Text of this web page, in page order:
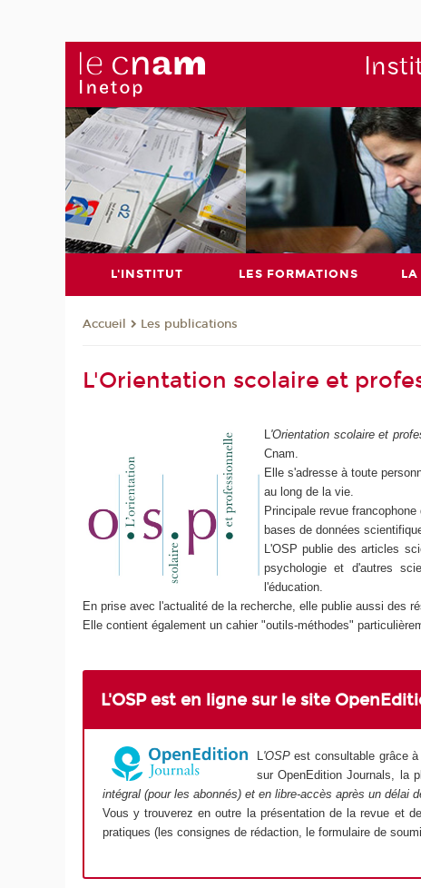
L'INSTITUT LES FORMATIONS LA
Accueil Les publications
L'Orientation scolaire et
'Orientation scolaire et
Cnam.
Elle s'adresse à toute
au long de la vie.
Principale revue
bases de données
L'OSP publie des articles
psychologie et d'autres
l'éducation.
En prise avec l'actualité de la recherche, elle publie aussi des
Elle contient également un cahier "outils-méthodes"
L'OSP est en ligne sur le site
L'OSPest consultable grâce à
sur OpenEdition Journals, la
intégral (pour les abonnés) et en libre-accès après un délai
Vous y trouverez en outre la présentation de la revue et
pratiques (les consignes de rédaction, le formulaire de